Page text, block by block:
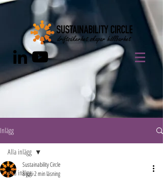
Inlägg
Alla inlägg
Alla inlägg
Sustainability Circle
8 juni2 min läsning